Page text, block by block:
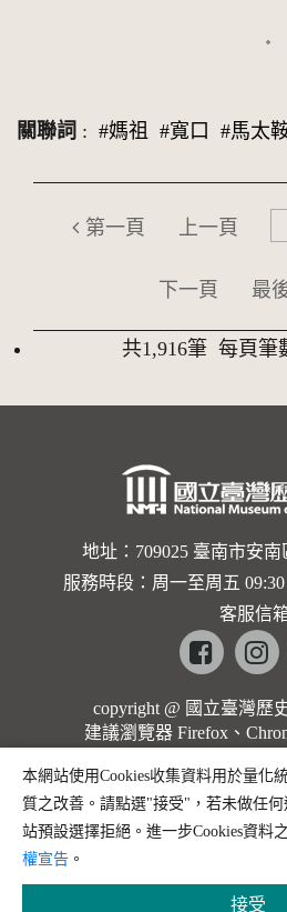
關聯詞 : #媽祖 #寬口 #馬太
第一頁 上一頁
下一頁 最
共1,916筆 每頁筆
地址：709025 臺南市安
服務時段：周一至周五 09:30
客服信
copyright @ 國立臺灣歷
建議瀏覽器 Firefox、
本網站使用Cookies收集資料用於量化
質之改善。請點選"接受"，若未做任
站預設選擇拒絕。進一步Cookies資料
權宣告 。
接受